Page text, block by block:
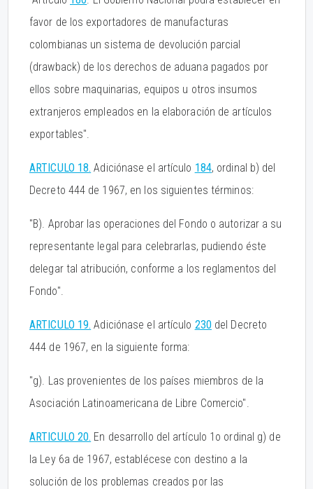
favor de los exportadores de manufacturas
colombianas un sistema de devolución parcial
(drawback) de los derechos de aduana pagados por
ellos sobre maquinarias, equipos u otros insumos
extranjeros empleados en la elaboración de artículos
exportables".
ARTICULO 18. Adiciónase el artículo 184, ordinal b) del
Decreto 444 de 1967, en los siguientes términos:
"B). Aprobar las operaciones del Fondo o autorizar a su
representante legal para celebrarlas, pudiendo éste
delegar tal atribución, conforme a los reglamentos del
Fondo".
ARTICULO 19. Adiciónase el artículo 230 del Decreto
444 de 1967, en la siguiente forma:
"g). Las provenientes de los países miembros de la
Asociación Latinoamericana de Libre Comercio".
ARTICULO 20. En desarrollo del artículo 1o ordinal g) de
la Ley 6a de 1967, establécese con destino a la
solución de los problemas creados por las